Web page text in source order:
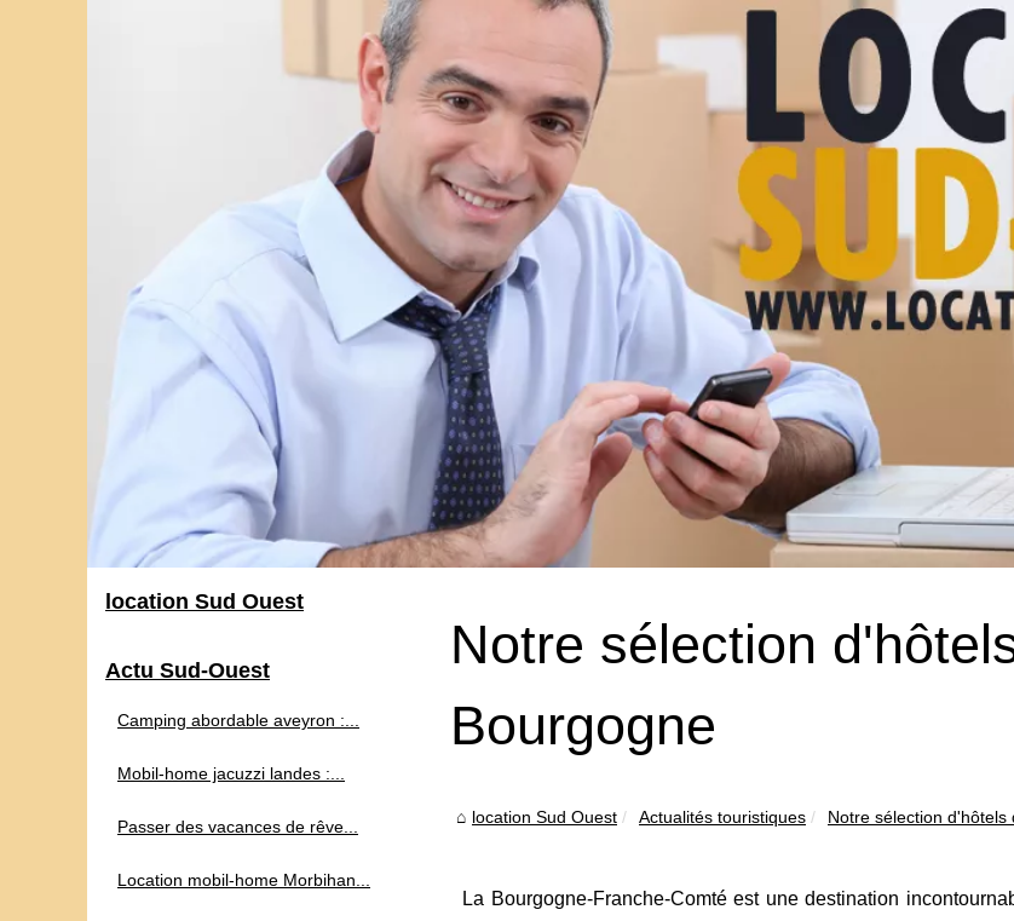
Notre sélection
Bourgogne
location Sud Ouest Actualités touristiques Notre sélection d'hôtels
La Bourgogne-Franche-Comté est une destination
location Sud Ouest
Actu Sud-Ouest
Camping abordable aveyron :...
Mobil-home jacuzzi landes :...
Passer des vacances de rêve...
Location mobil-home Morbihan...